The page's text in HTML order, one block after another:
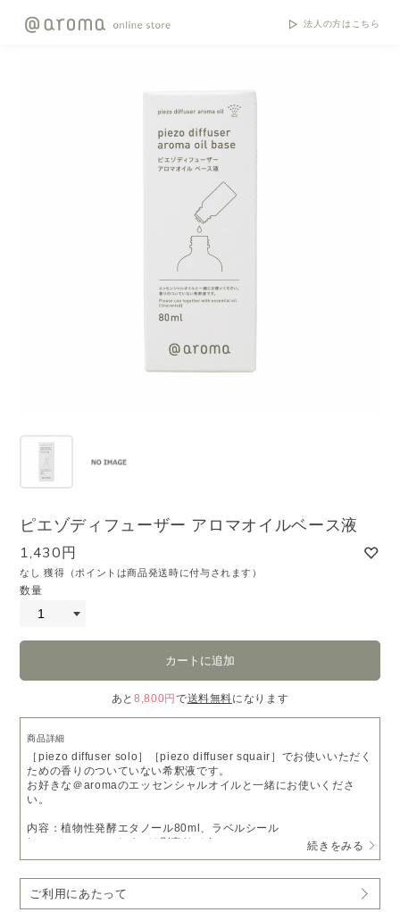
法人の方はこちら
ピエゾディフューザー アロマオイルベース液
1,430円
なし 獲得（ポイントは商品発送時に付与されます）
数量
あと8,800円 で送料無料になります
商品詳細
［piezo diffuser solo］［piezo diffuser squair］でお使いいただく
ための香りのついていない希釈液です。
お好きな＠aromaのエッセンシャルオイルと一緒にお使いくださ
い。
内容：植物性発酵エタノール80ml、ラベルシール
* エッセンシャルオイルは別売りです。
1. ボトルの蓋と中栓を取り外してください。
2. お好みの@aromaのエッセンシャルオイル約20ml（10ml×2本）
続きをみる
ご利用にあたって